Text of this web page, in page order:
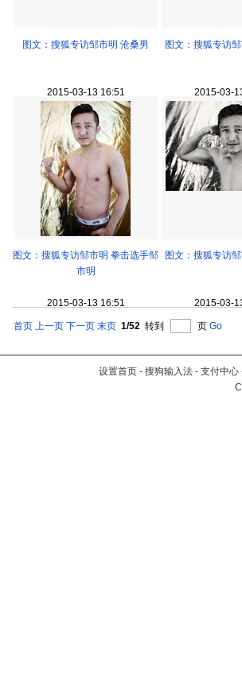
图文：搜狐专访邹市明 沧桑男
2015-03-13 16:51
图文：搜狐专访
2015-03-
图文：搜狐专访邹市明 拳击选手邹
市明
2015-03-13 16:51
图文：搜狐专访
2015-03-
首页 上一页 下一页 末页 1/52 转到 页 Go
设置首页 - 搜狗输入法 - 支付中心